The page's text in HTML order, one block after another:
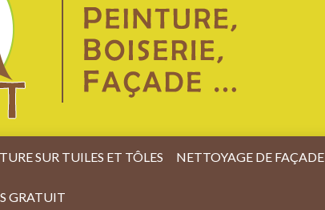
SUR TUILES ET TÔLES NETTOYAGE DE FAÇADE
GRATUIT